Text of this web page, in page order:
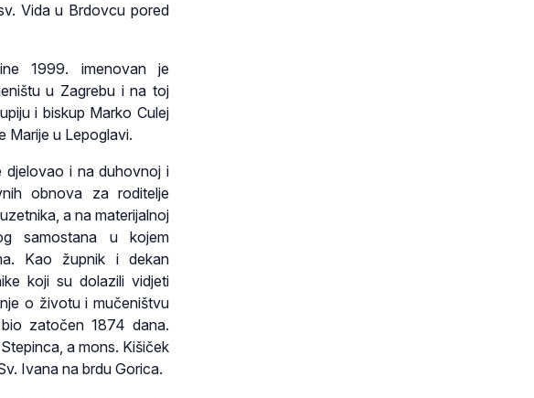
Vida u Brdovcu pored
1999. imenovan je
u Zagrebu i na toj
i biskup Marko Culej
Marije u Lepoglavi.
djelovao i na duhovnoj i
obnova za roditelje
a na materijalnoj
samostana u kojem
Kao župnik i dekan
koji su dolazili vidjeti
o životu i mučeništvu
zatočen 1874 dana.
a mons. Kišiček
Ivana na brdu Gorica.